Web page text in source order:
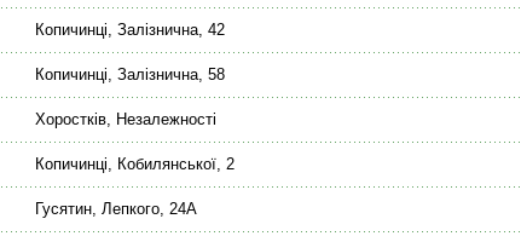
Копичинці, Залізнична, 42
Копичинці, Залізнична, 58
Хоростків, Незалежності
Копичинці, Кобилянської, 2
Гусятин, Лепкого, 24А